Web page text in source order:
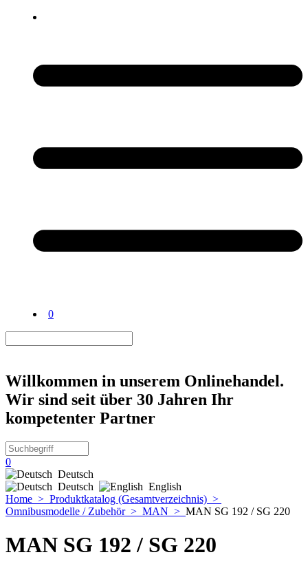
0
Willkommen in unserem Onlinehandel.
Wir sind seit über 30 Jahren Ihr
kompetenter Partner
0
Deutsch
Deutsch
English
Home > Produktkatalog (Gesamtverzeichnis) >
Omnibusmodelle / Zubehör> MAN > MAN SG 192 / SG 220
MAN SG 192 / SG 220